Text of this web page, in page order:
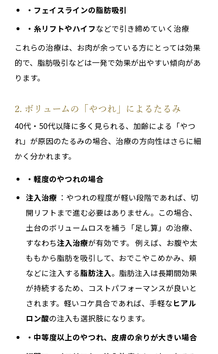
・フェイスラインの脂肪吸引
・糸リフトやハイフなどで引き締めていく治療
これらの治療は、お肉が余っている方にとっては効果
的で、脂肪吸引などは一発で効果が出やすい傾向があ
ります。
2. ボリュームの「やつれ」によるたるみ
40代・50代以降に多く見られる、加齢による「やつ
れ」が原因のたるみの場合、治療の方向性はさらに細
かく分かれます。
・軽度のやつれの場合
注入治療 ：やつれの程度が軽い段階であれば、切
開リフトまで進む必要はありません。この場合、
土台のボリュームロスを補う「足し算」の治療、
すなわち注入治療が有効です。 例えば、お腹や太
ももから脂肪を吸引して、おでこやこめかみ、頬
などに注入する脂肪注入。脂肪注入は長期間効果
が持続するため、コストパフォーマンスが良いと
されます。軽いコケ具合であれば、手軽なヒアル
ロン酸の注入も選択肢になります。
・中等度以上のやつれ、皮膚の余りが大きい場合